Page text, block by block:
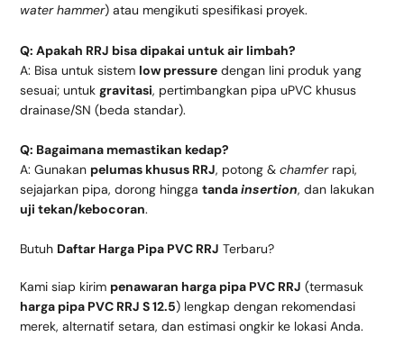
water hammer) atau mengikuti spesifikasi proyek.
Q: Apakah RRJ bisa dipakai untuk air limbah?
A: Bisa untuk sistem low pressuredengan lini produk yang
sesuai; untuk gravitasi, pertimbangkan pipa uPVC khusus
drainase/SN (beda standar).
Q: Bagaimana memastikan kedap?
A: Gunakan pelumas khusus RRJ, potong & chamferrapi,
sejajarkan pipa, dorong hingga tandainsertion, dan lakukan
uji tekan/kebocoran.
Butuh Daftar Harga Pipa PVC RRJ Terbaru?
Kami siap kirim penawaran harga pipa PVC RRJ (termasuk
harga pipa PVC RRJ S 12.5) lengkap dengan rekomendasi
merek, alternatif setara, dan estimasi ongkir ke lokasi Anda.